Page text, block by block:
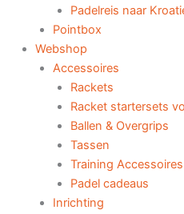
Padelreis naar
Pointbox
Webshop
Accessoires
Rackets
Racket startersets
Ballen & Overgrips
Tassen
Training Accessoires
Padel cadeaus
Inrichting